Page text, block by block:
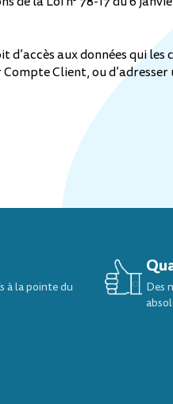
d’accès aux données qui
Client, ou
à la pointe du
Des